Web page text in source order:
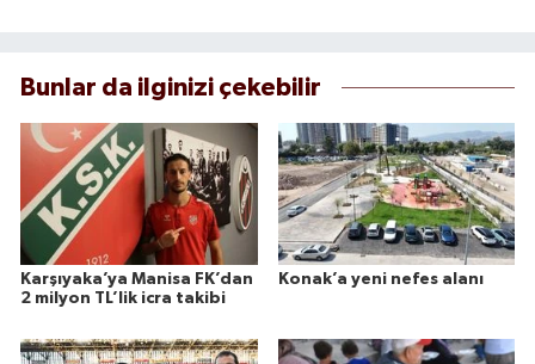
Bunlar da ilginizi çekebilir
Karşıyaka’ya Manisa FK’dan
2 milyon TL’lik icra takibi
Konak’a yeni nefes alanı